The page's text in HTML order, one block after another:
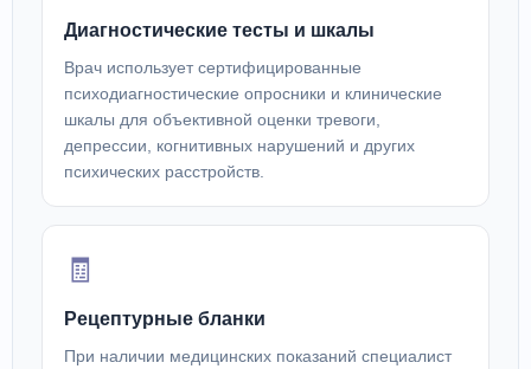
Диагностические тесты и шкалы
Врач использует сертифицированные
психодиагностические опросники и клинические
шкалы для объективной оценки тревоги,
депрессии, когнитивных нарушений и других
психических расстройств.
🧾
Рецептурные бланки
При наличии медицинских показаний специалист